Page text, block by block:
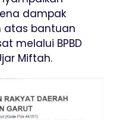
dampak
atas bantuan
melalui BPBD
Miftah.